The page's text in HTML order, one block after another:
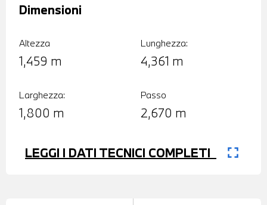
Altezza
1,459 m
Lunghezza:
4,361 m
Dimensioni
Larghezza:
1,800 m
Passo
2,670 m
LEGGI I DATI TECNICI COMPLETI fullscreen